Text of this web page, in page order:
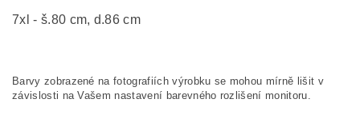
7xl - š.80 cm, d.86 cm
Barvy zobrazené na fotografiích výrobku se mohou mírně lišit v
závislosti na Vašem nastavení barevného rozlišení monitoru.